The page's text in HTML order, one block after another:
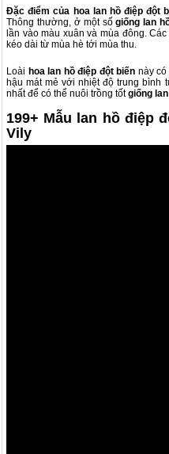
Đặc điểm của hoa lan hồ điệp đột
Thông thường, ở một sốgiống lan
lần vào màu xuân và mùa đông.
kéo dài từ mùa hè tới mùa thu.
Loài hoa lan hồ điệp đột biến này
hậu mát mẻ với nhiệt độ trung bình
nhất để có thể nuôi trồng tốtgiống
199+ Mẫu lan hồ điệp
Vily